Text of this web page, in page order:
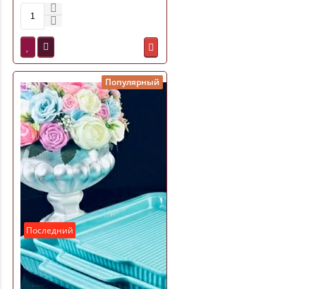
Популярный
Последний